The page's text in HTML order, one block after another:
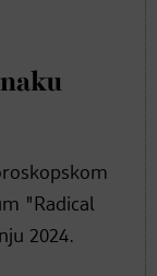
"Radical
2024.